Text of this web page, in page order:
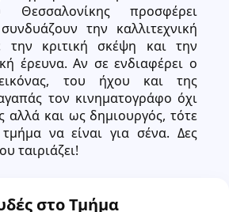
Θεσσαλονίκης προσφέρει
την καλλιτεχνική
την κριτική σκέψη και την
έρευνα. Αν σε ενδιαφέρει ο
του ήχου και της
τον κινηματογράφο όχι
αλλά και ως δημιουργός, τότε
να είναι για σένα. Δες
ταιριάζει!
στο Τμήμα